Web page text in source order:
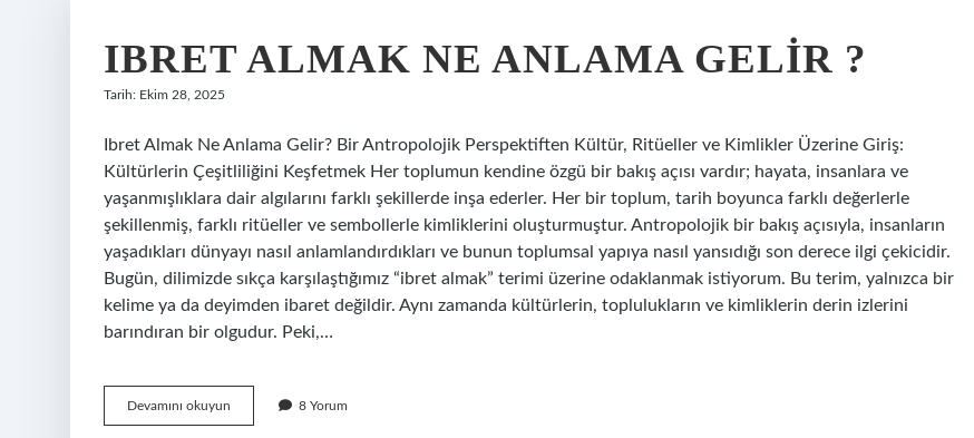
IBRET ALMAK NE ANLAMA GELIR ?
Tarih: Ekim 28, 2025
Ibret Almak Ne Anlama Gelir? Bir Antropolojik Perspektiften Kültür, Ritüeller ve Kimlikler Üzerine Giriş:
Kültürlerin Çeşitliliğini Keşfetmek Her toplumun kendine özgü bir bakış açısı vardır; hayata, insanlara ve
yaşanmışlıklara dair algılarını farklı şekillerde inşa ederler. Her bir toplum, tarih boyunca farklı değerlerle
şekillenmiş, farklı ritüeller ve sembollerle kimliklerini oluşturmuştur. Antropolojik bir bakış açısıyla, insanların
yaşadıkları dünyayı nasıl anlamlandırdıkları ve bunun toplumsal yapıya nasıl yansıdığı son derece ilgi çekicidir.
Bugün, dilimizde sıkça karşılaştığımız “ibret almak” terimi üzerine odaklanmak istiyorum. Bu terim, yalnızca bir
kelime ya da deyimden ibaret değildir. Aynı zamanda kültürlerin, toplulukların ve kimliklerin derin izlerini
barındıran bir olgudur. Peki,…
Devamını okuyun
almak
8 Yorum